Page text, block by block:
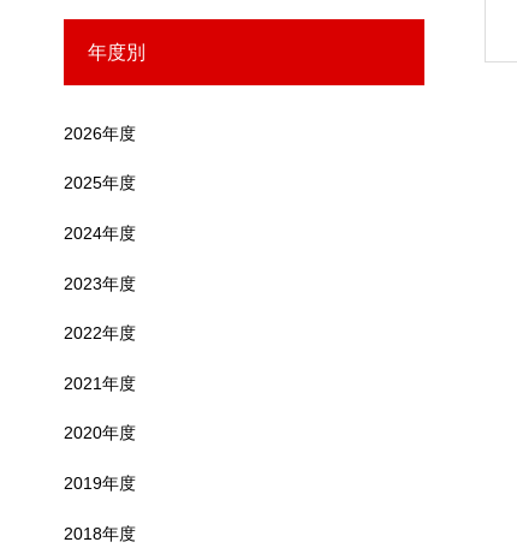
年度別
2026年度
2025年度
2024年度
2023年度
2022年度
2021年度
2020年度
2019年度
2018年度